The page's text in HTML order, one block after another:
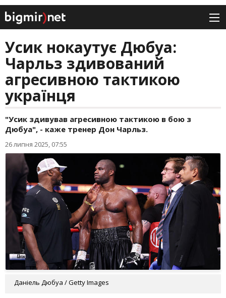
Усик нокаутує Дюбуа:
Чарльз здивований
агресивною тактикою
українця
"Усик здивував агресивною тактикою в бою з
Дюбуа", - каже тренер Дон Чарльз.
26 липня 2025, 07:55
Даніель Дюбуа / Getty Images